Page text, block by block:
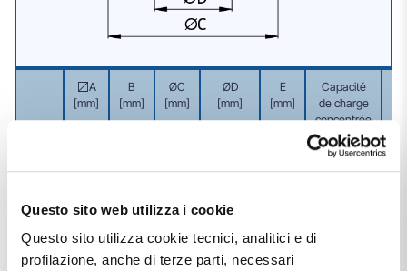
Questo sito web utilizza i cookie
Questo sito utilizza cookie tecnici, analitici e di
profilazione, anche di terze parti, necessari
〼A
[mm]
B
[mm]
ØC
[mm]
ØD
[mm]
E
[mm]
Capacité
de charge
concentrée
[kg]